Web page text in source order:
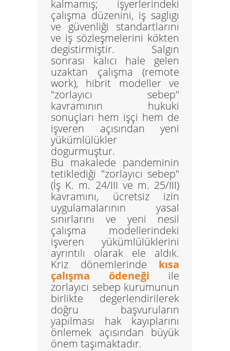
kalmamış; işyerlerindeki
çalışma düzenini, iş saglıgı
ve güvenliği standartlarını
ve iş sözleşmelerini kökten
degistirmiştir. Salgın
sonrası kalıcı hale gelen
uzaktan çalışma (remote
work), hibrit modeller ve
"zorlayıcı sebep"
kavramının hukuki
sonuçları hem işçi hem de
işveren açısından yeni
yükümlülükler
dogurmuştur.
Bu makalede pandeminin
tetiklediği "zorlayıcı sebep"
(İş K. m. 24/III ve m. 25/III)
kavramını, ücretsiz izin
uygulamalarının yasal
sınırlarını ve yeni nesil
çalışma modellerindeki
işveren yükümlülüklerini
ayrıntılı olarak ele aldık.
Kriz dönemlerinde kısa
çalışma ödeneği ile
zorlayıcı sebep kurumunun
birlikte degerlendirilerek
doğru başvuruların
yapılması hak kayıplarını
önlemek açısından büyük
önem taşımaktadır.